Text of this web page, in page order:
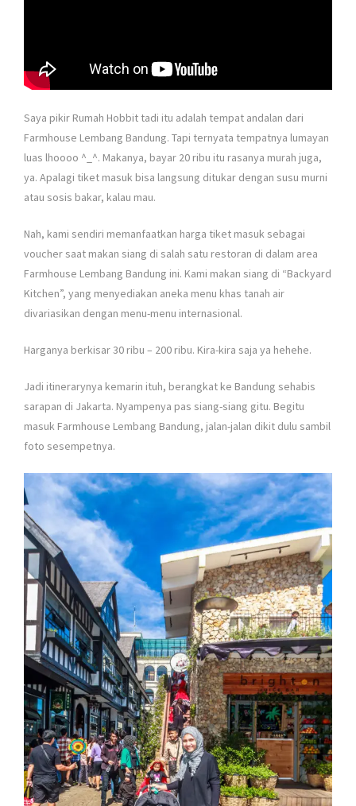
Saya pikir Rumah Hobbit tadi itu adalah tempat andalan dari
Farmhouse Lembang Bandung. Tapi ternyata tempatnya lumayan
luas lhoooo ^_^. Makanya, bayar 20 ribu itu rasanya murah juga,
ya. Apalagi tiket masuk bisa langsung ditukar dengan susu murni
atau sosis bakar, kalau mau.
Nah, kami sendiri memanfaatkan harga tiket masuk sebagai
voucher saat makan siang di salah satu restoran di dalam area
Farmhouse Lembang Bandung ini. Kami makan siang di “Backyard
Kitchen”, yang menyediakan aneka menu khas tanah air
divariasikan dengan menu-menu internasional.
Harganya berkisar 30 ribu – 200 ribu. Kira-kira saja ya hehehe.
Jadi itinerarynya kemarin ituh, berangkat ke Bandung sehabis
sarapan di Jakarta. Nyampenya pas siang-siang gitu. Begitu
masuk Farmhouse Lembang Bandung, jalan-jalan dikit dulu sambil
foto sesempetnya.